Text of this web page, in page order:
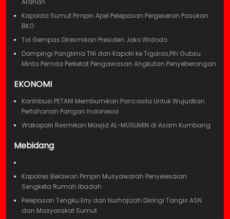
Arahan
Kapolda Sumut Pimpin Apel Pelepasan Pergeseran Pasukan
BKO
Tol Gempas Diresmikan Presiden Joko Widodo
Dampingi Panglima TNI dan Kapolri ke Tigaras,Plh Gubsu
Minta Pemda Perketat Pengawasan Angkutan Penyeberangan
EKONOMI
Kontribusi PETANI Membumikan Pancasila Untuk Wujudkan
Pertahanan Pangan Indonesia
Wakapolri Resmikan Masjid AL-MUSLIMIN di Asam Kumbang
Mebidang
Kapolres Belawan Pimpin Musyawarah Penyelesaian
Sengketa Rumah Ibadah
Pelepasan Tengku Erry dan Nurhajizah Diiringi Tangis ASN
dan Masyarakat Sumut